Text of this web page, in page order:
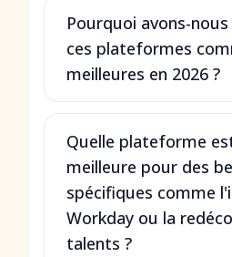
Pourquoi avons-
ces plateformes
meilleures en 2026 ?
Quelle plateforme
meilleure pour des
spécifiques comme
Workday ou la
talents ?